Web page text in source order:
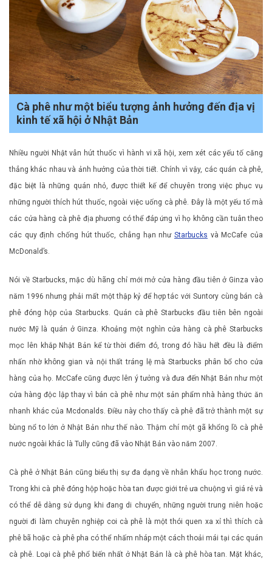
Cà phê như một biểu tượng ảnh hưởng đến địa vị
kinh tế xã hội ở Nhật Bản
Nhiều người Nhật vẫn hút thuốc vì hành vi xã hội, xem xét các yếu tố căng
thẳng khác nhau và ảnh hưởng của thời tiết. Chính vì vậy, các quán cà phê,
đặc biệt là những quán nhỏ, được thiết kế để chuyên trong việc phục vụ
những người thích hút thuốc, ngoài việc uống cà phê. Đây là một yếu tố mà
các cửa hàng cà phê địa phương có thể đáp ứng vì họ không cần tuân theo
các quy định chống hút thuốc, chẳng hạn như Starbucks và McCafe của
McDonald’s.
Nói về Starbucks, mặc dù hãng chỉ mới mở cửa hàng đầu tiên ở Ginza vào
năm 1996 nhưng phải mất một thập kỷ để hợp tác với Suntory cùng bán cà
phê đóng hộp của Starbucks. Quán cà phê Starbucks đầu tiên bên ngoài
nước Mỹ là quán ở Ginza. Khoảng một nghìn cửa hàng cà phê Starbucks
mọc lên khắp Nhật Bản kể từ thời điểm đó, trong đó hầu hết đều là điểm
nhấn nhờ không gian và nội thất tráng lệ mà Starbucks phân bổ cho cửa
hàng của họ. McCafe cũng được lên ý tưởng và đưa đến Nhật Bản như một
cửa hàng độc lập thay vì bán cà phê như một sản phẩm nhà hàng thức ăn
nhanh khác của Mcdonalds. Điều này cho thấy cà phê đã trở thành một sự
bùng nổ to lớn ở Nhật Bản như thế nào. Thậm chí một gã khổng lồ cà phê
nước ngoài khác là Tully cũng đã vào Nhật Bản vào năm 2007.
Cà phê ở Nhật Bản cũng biểu thị sự đa dạng về nhân khẩu học trong nước.
Trong khi cà phê đóng hộp hoặc hòa tan được giới trẻ ưa chuộng vì giá rẻ và
có thể dễ dàng sử dụng khi đang di chuyển, những người trung niên hoặc
người đi làm chuyên nghiệp coi cà phê là một thói quen xa xỉ thì thích cà
phê bã hoặc cà phê pha có thể nhấm nháp một cách thoải mái tại các quán
cà phê. Loại cà phê phổ biến nhất ở Nhật Bản là cà phê hòa tan. Mặt khác,